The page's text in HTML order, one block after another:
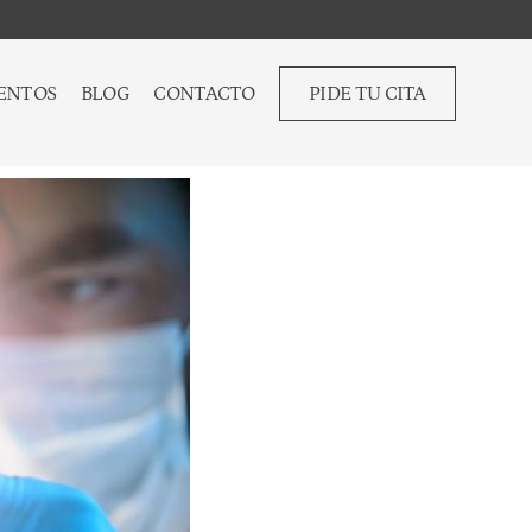
BLOG CONTACTO PIDE TU CITA